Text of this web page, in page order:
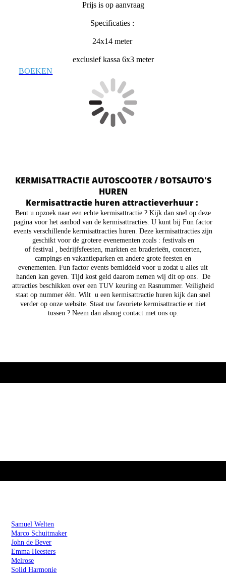
Prijs is op aanvraag
Specificaties :
24x14 meter
exclusief kassa 6x3 meter
BOEKEN
KERMISATTRACTIE AUTOSCOOTER / BOTSAUTO'S
HUREN
Kermisattractie huren attractieverhuur :
Bent u opzoek naar een echte kermisattractie ? Kijk dan snel op deze
pagina voor het aanbod van de kermisattracties. U kunt bij Fun factor
events verschillende kermisattracties huren. Deze kermisattracties zijn
geschikt voor de grotere evenementen zoals : festivals en
of festival , bedrijfsfeesten, markten en braderieën, concerten,
campings en vakantieparken en andere grote feesten en
evenementen. Fun factor events bemiddeld voor u zodat u alles uit
handen kan geven. Tijd kost geld daarom nemen wij dit op ons. De
attracties beschikken over een TUV keuring en Rasnummer. Veiligheid
staat op nummer één. Wilt u een kermisattractie huren kijk dan snel
verder op onze website. Staat uw favoriete kermisattractie er niet
tussen ? Neem dan alsnog contact met ons op.
Samuel Welten
Marco Schuitmaker
John de Bever
Emma Heesters
Melrose
Solid Harmonie